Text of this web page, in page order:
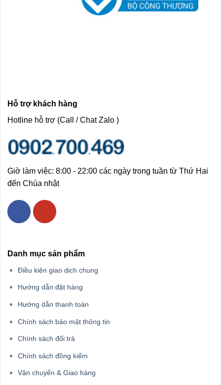
Hỗ trợ khách hàng
Hotline hỗ trợ (Call / Chat Zalo )
Giờ làm việc: 8:00 - 22:00 các ngày trong tuần từ Thứ Hai
đến Chúa nhật
Danh mục sản phẩm
Điều kiện giao dịch chung
Hướng dẫn đặt hàng
Hướng dẫn thanh toán
Chính sách bảo mật thông tin
Chính sách đổi trả
Chính sách đồng kiểm
Vận chuyển & Giao hàng